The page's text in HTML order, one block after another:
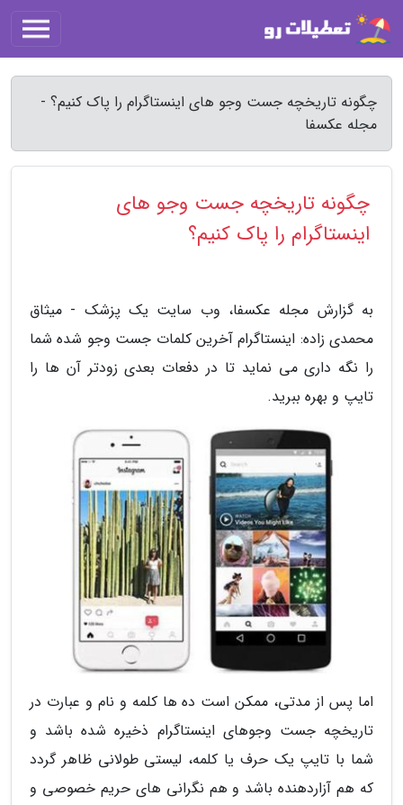
چگونه تاریخچه جست وجو های اینستاگرام را پاک کنیم؟ -
مجله عکسفا
چگونه تاریخچه جست وجو های
اینستاگرام را پاک کنیم؟
به گزارش مجله عکسفا، وب سایت یک پزشک - میثاق
محمدی زاده: اینستاگرام آخرین کلمات جست وجو شده شما
را نگه داری می نماید تا در دفعات بعدی زودتر آن ها را
تایپ و بهره ببرید.
اما پس از مدتی، ممکن است ده ها کلمه و نام و عبارت در
تاریخچه جست وجوهای اینستاگرام ذخیره شده باشد و
شما با تایپ یک حرف یا کلمه، لیستی طولانی ظاهر گردد
که هم آزاردهنده باشد و هم نگرانی های حریم خصوصی و